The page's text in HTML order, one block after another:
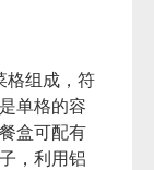
格组成，符
单格的容
盒可配有
，利用铝